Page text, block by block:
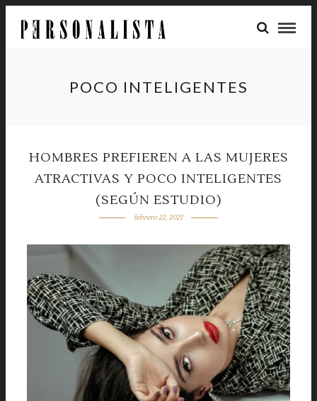
POCO INTELIGENTES
HOMBRES PREFIEREN A LAS MUJERES
ATRACTIVAS Y POCO INTELIGENTES
(SEGÚN ESTUDIO)
febrero 22, 2021